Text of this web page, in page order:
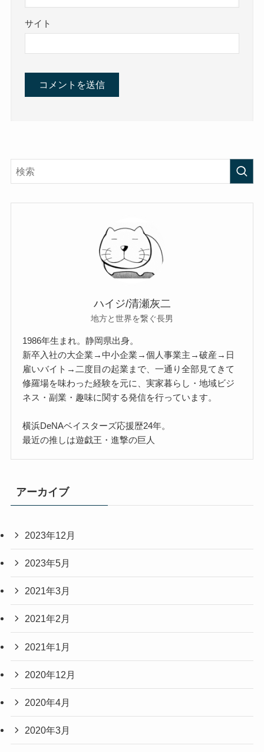
サイト
ハイジ/清瀬灰二
地方と世界を繋ぐ長男
1986年生まれ。静岡県出身。
新卒入社の大企業→中小企業→個人事業主→破産→日
雇いバイト→二度目の起業まで、一通り全部見てきて
修羅場を味わった経験を元に、実家暮らし・地域ビジ
ネス・副業・趣味に関する発信を行っています。
横浜DeNAベイスターズ応援歴24年。
最近の推しは遊戯王・進撃の巨人
アーカイブ
2023年12月
2023年5月
2021年3月
2021年2月
2021年1月
2020年12月
2020年4月
2020年3月